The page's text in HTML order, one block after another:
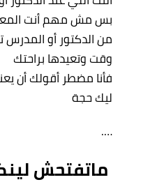
بس مش مهم أنت
من الدكتور أو
وقت وتعيدها براحتك
فأنا مضطر أقولك أن
ليك حجة
….
ماتفتحش